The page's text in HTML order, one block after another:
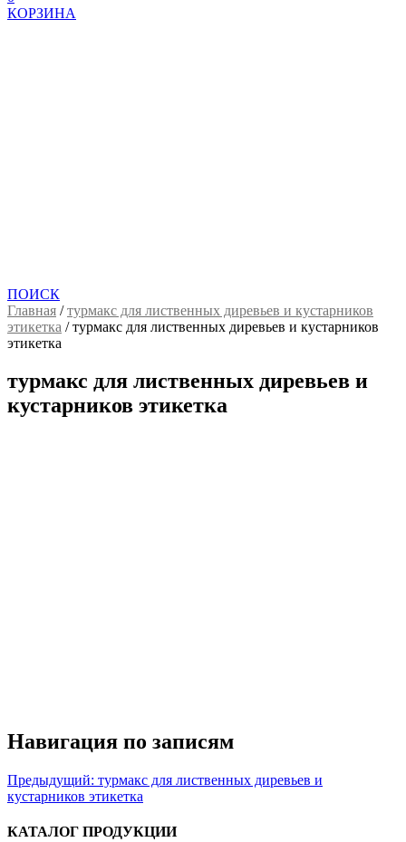
КОРЗИНА
ПОИСК
Главная /турмакс для лиственных диревьев и кустарников
этикетка /турмакс для лиственных диревьев и кустарников
этикетка
турмакс для лиственных диревьев и
кустарников этикетка
Навигация по записям
Предыдущий: турмакс для лиственных диревьев и
кустарников этикетка
КАТАЛОГ ПРОДУКЦИИ